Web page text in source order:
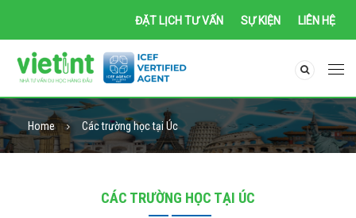
ĐẶT LỊCH TƯ VẤN SỰ KIỆN LIÊN HỆ
Home Các trường học tại Úc
CÁC TRƯỜNG HỌC TẠI ÚC